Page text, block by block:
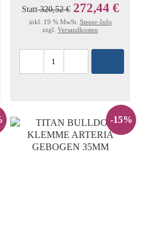
Statt320,52 € 272,44 €
inkl. 19 % MwSt. Steuer-Info
zzgl. Versandkosten
-15%